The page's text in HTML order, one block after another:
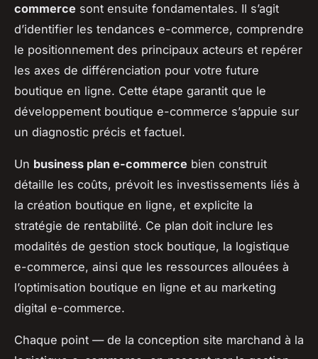
commerce sont ensuite fondamentales. Il s’agit
d’identifier les tendances e-commerce, comprendre
le positionnement des principaux acteurs et repérer
les axes de différenciation pour votre future
boutique en ligne. Cette étape garantit que le
développement boutique e-commerce s’appuie sur
un diagnostic précis et factuel.
Un business plan e-commerce bien construit
détaille les coûts, prévoit les investissements liés à
la création boutique en ligne, et explicite la
stratégie de rentabilité. Ce plan doit inclure les
modalités de gestion stock boutique, la logistique
e-commerce, ainsi que les ressources allouées à
l’optimisation boutique en ligne et au marketing
digital e-commerce.
Chaque point — de la conception site marchand à la